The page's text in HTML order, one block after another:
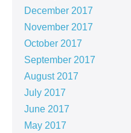
December 2017
November 2017
October 2017
September 2017
August 2017
July 2017
June 2017
May 2017